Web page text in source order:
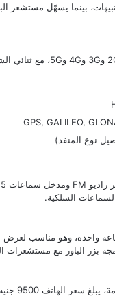
بينما يسهّل مستشعر
GPS, GALILEO,
السلكية.
بزر الباور مع مستشعرات